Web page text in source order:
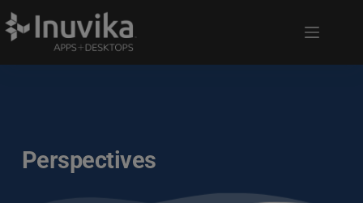
Perspectives